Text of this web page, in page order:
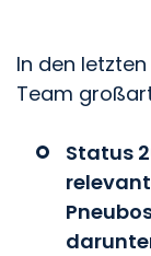
In den
Team
Status